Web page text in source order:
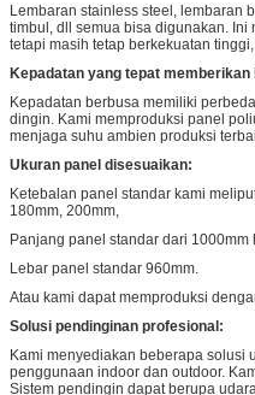
Lembaran stainless steel, lembaran
timbul, dll semua bisa digunakan.
tetapi masih tetap berkekuatan
Kepadatan yang tepat
Kepadatan berbusa memiliki
dingin. Kami memproduksi panel
menjaga suhu ambien produksi
Ukuran panel disesuaikan:
Ketebalan panel standar kami
180mm, 200mm,
Panjang panel standar dari 1000mm
Lebar panel standar 960mm.
Atau kami dapat memproduksi
Solusi pendinginan profesional:
Kami menyediakan beberapa solusi
penggunaan indoor dan outdoor.
Sistem pendingin dapat berupa